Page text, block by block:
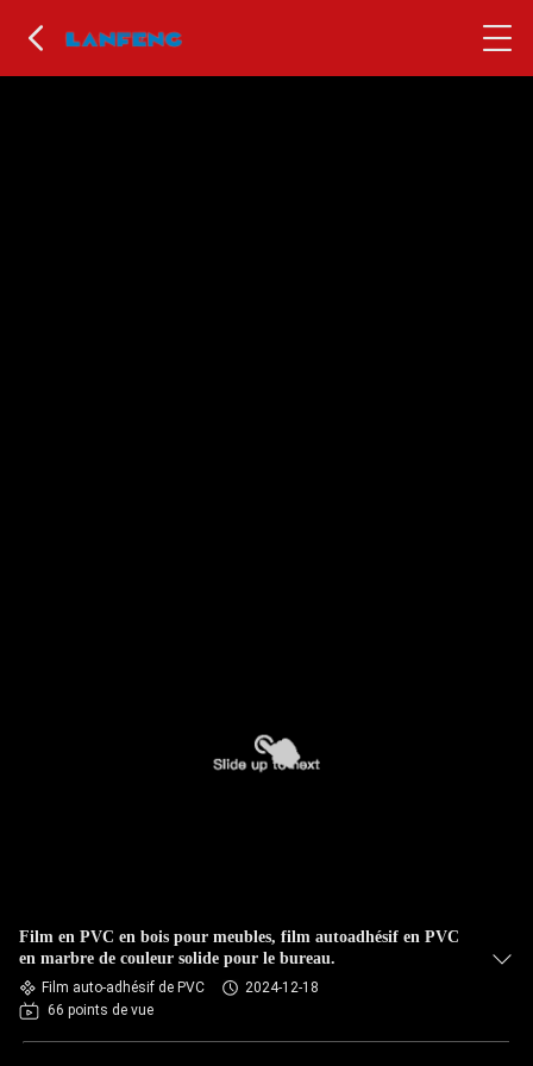
Film en PVC en bois pour meubles, film autoadhésif en PVC
en marbre de couleur solide pour le bureau.
Film auto-adhésif de PVC
2024-12-18
66 points de vue